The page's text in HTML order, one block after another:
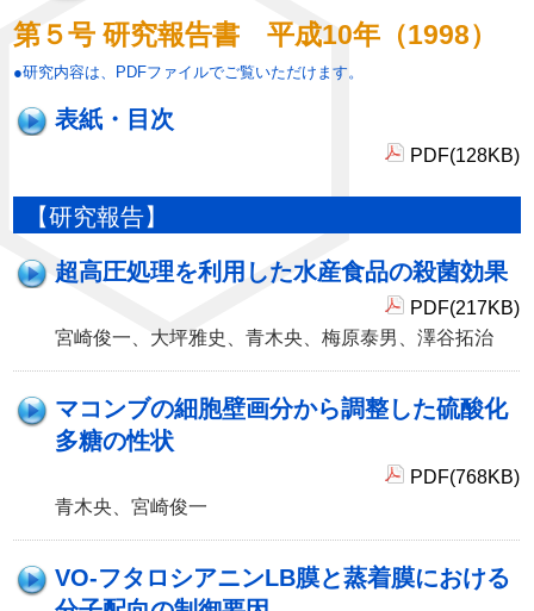
第５号 研究報告書 平成10年（1998）
●研究内容は、PDFファイルでご覧いただけます。
表紙・目次
PDF(128KB)
【研究報告】
超高圧処理を利用した水産食品の殺菌効果
PDF(217KB)
宮崎俊一、大坪雅史、青木央、梅原泰男、澤谷拓治
マコンブの細胞壁画分から調整した硫酸化
多糖の性状
PDF(768KB)
青木央、宮崎俊一
VO-フタロシアニンLB膜と蒸着膜における